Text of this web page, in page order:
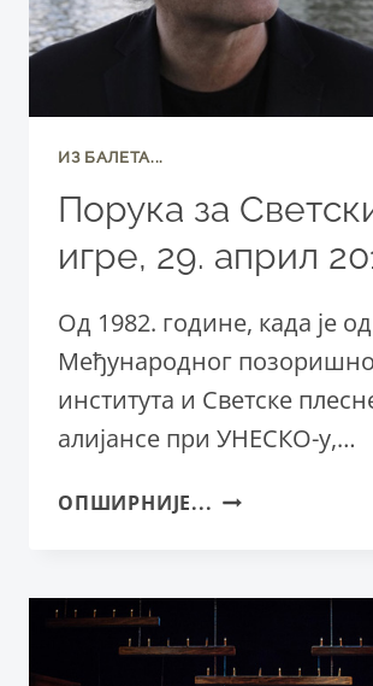
ИЗ БАЛЕТА...
Порука за
игре, 29. април
Од 1982. године, када је
Међународног
института и Светске
алијансе при УНЕСКО-у,…
ОПШИРНИЈЕ... ПОРУКА
ИГРЕ,
29.
АПРИЛ